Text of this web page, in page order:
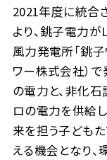
2021年度に統合
より、銚子電力が
風力発電所「銚子
ワー株式会社）
の電力と、非化
ロの電力を供給
来を担う子ども
える機会となり